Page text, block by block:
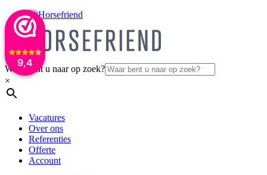
9,4
Waar bent u naar op zoek?
×
Vacatures
Over ons
Referenties
Offerte
Account